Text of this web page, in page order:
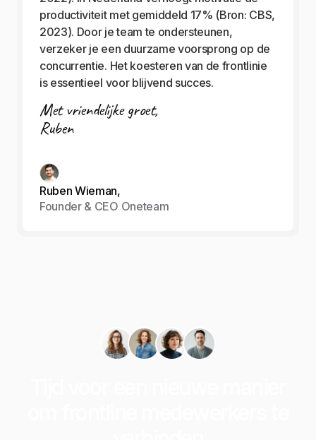
productiviteit met gemiddeld 17% (Bron: CBS,
2023). Door je team te ondersteunen,
verzeker je een duurzame voorsprong op de
concurrentie. Het koesteren van de frontlinie
is essentieel voor blijvend succes.
Met vriendelijke groet,
Ruben
Ruben Wieman,
Founder & CEO Oneteam